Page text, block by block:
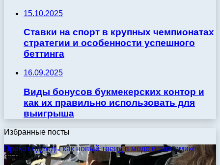
15.10.2025
Ставки на спорт в крупных чемпионатах
стратегии и особенности успешного
беттинга
16.09.2025
Виды бонусов букмекерских контор и
как их правильно использовать для
выигрыша
Избранные посты
Прокат одежды как новый тренд в моде и экономике
30.09.2024